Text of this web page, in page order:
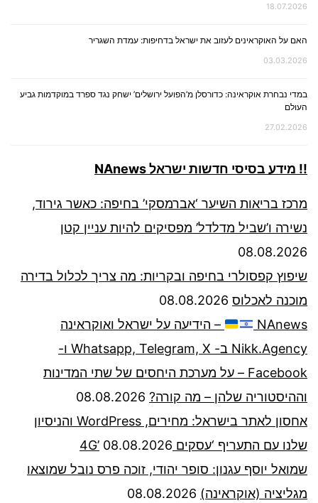
18.07.2026
האם על האוקראינים לעזוב את ישראל בדחיפות: עמדת השגריר
03.03.2026
במדי נבחרת אוקראינה: כדורסלן מ’הפועל ירושלים’ ישחק נגד ספרד במוקדמות גביע
העולם
27.02.2026
!! מידע בסיסי חדשות ישראל NAnews
מרכז בריאות השיער ‘אברמסקי’ בחיפה: כאשר גירוד,
נשירה ו’שביל מדלדל’ מפסיקים להיות עניין קטן
08.08.2026
שיפוץ קפסולרי בחיפה ובקריות: מה צריך לכלול בדירה
מוכנה לאכלוס 08.08.2026
NAnews
– הידיעה על ישראל ואוקראינה
Nikk.Agency ב- Whatsapp, Telegram, X ו-
Facebook – על מערכת היחסים של שתי המדינות
וההיסטוריה שלהן – מה קורה? 08.08.2026
אחסון לאתר בישראל: מחירים, WordPress והניסיון
שלנו עם התעריף ‘עסקים 4G’ 08.08.2026
שמואל יוסף עגנון: סופר יהודי, זוכה פרס נובל שמוצאו
מגליציה (אוקראינה) 08.08.2026